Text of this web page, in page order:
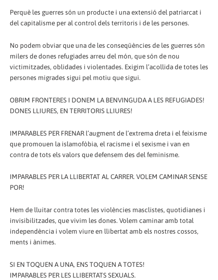
Perquè les guerres són un producte i una extensió del patriarcat i
del capitalisme per al control dels territoris i de les persones.
No podem obviar que una de les conseqüències de les guerres són
milers de dones refugiades arreu del món, que són de nou
victimitzades, oblidades i violentades. Exigim l’acollida de totes les
persones migrades sigui pel motiu que sigui.
OBRIM FRONTERES I DONEM LA BENVINGUDA A LES REFUGIADES!
DONES LLIURES, EN TERRITORIS LLIURES!
IMPARABLES PER FRENAR l’augment de l’extrema dreta i el feixisme
que promouen la islamofòbia, el racisme i el sexisme i van en
contra de tots els valors que defensem des del feminisme.
IMPARABLES PER LA LLIBERTAT AL CARRER. VOLEM CAMINAR SENSE
POR!
Hem de lluitar contra totes les violències masclistes, quotidianes i
invisibilitzades, que vivim les dones. Volem caminar amb total
independència i volem viure en llibertat amb els nostres cossos,
ments i ànimes.
SI EN TOQUEN A UNA, ENS TOQUEN A TOTES!
IMPARABLES PER LES LLIBERTATS SEXUALS.